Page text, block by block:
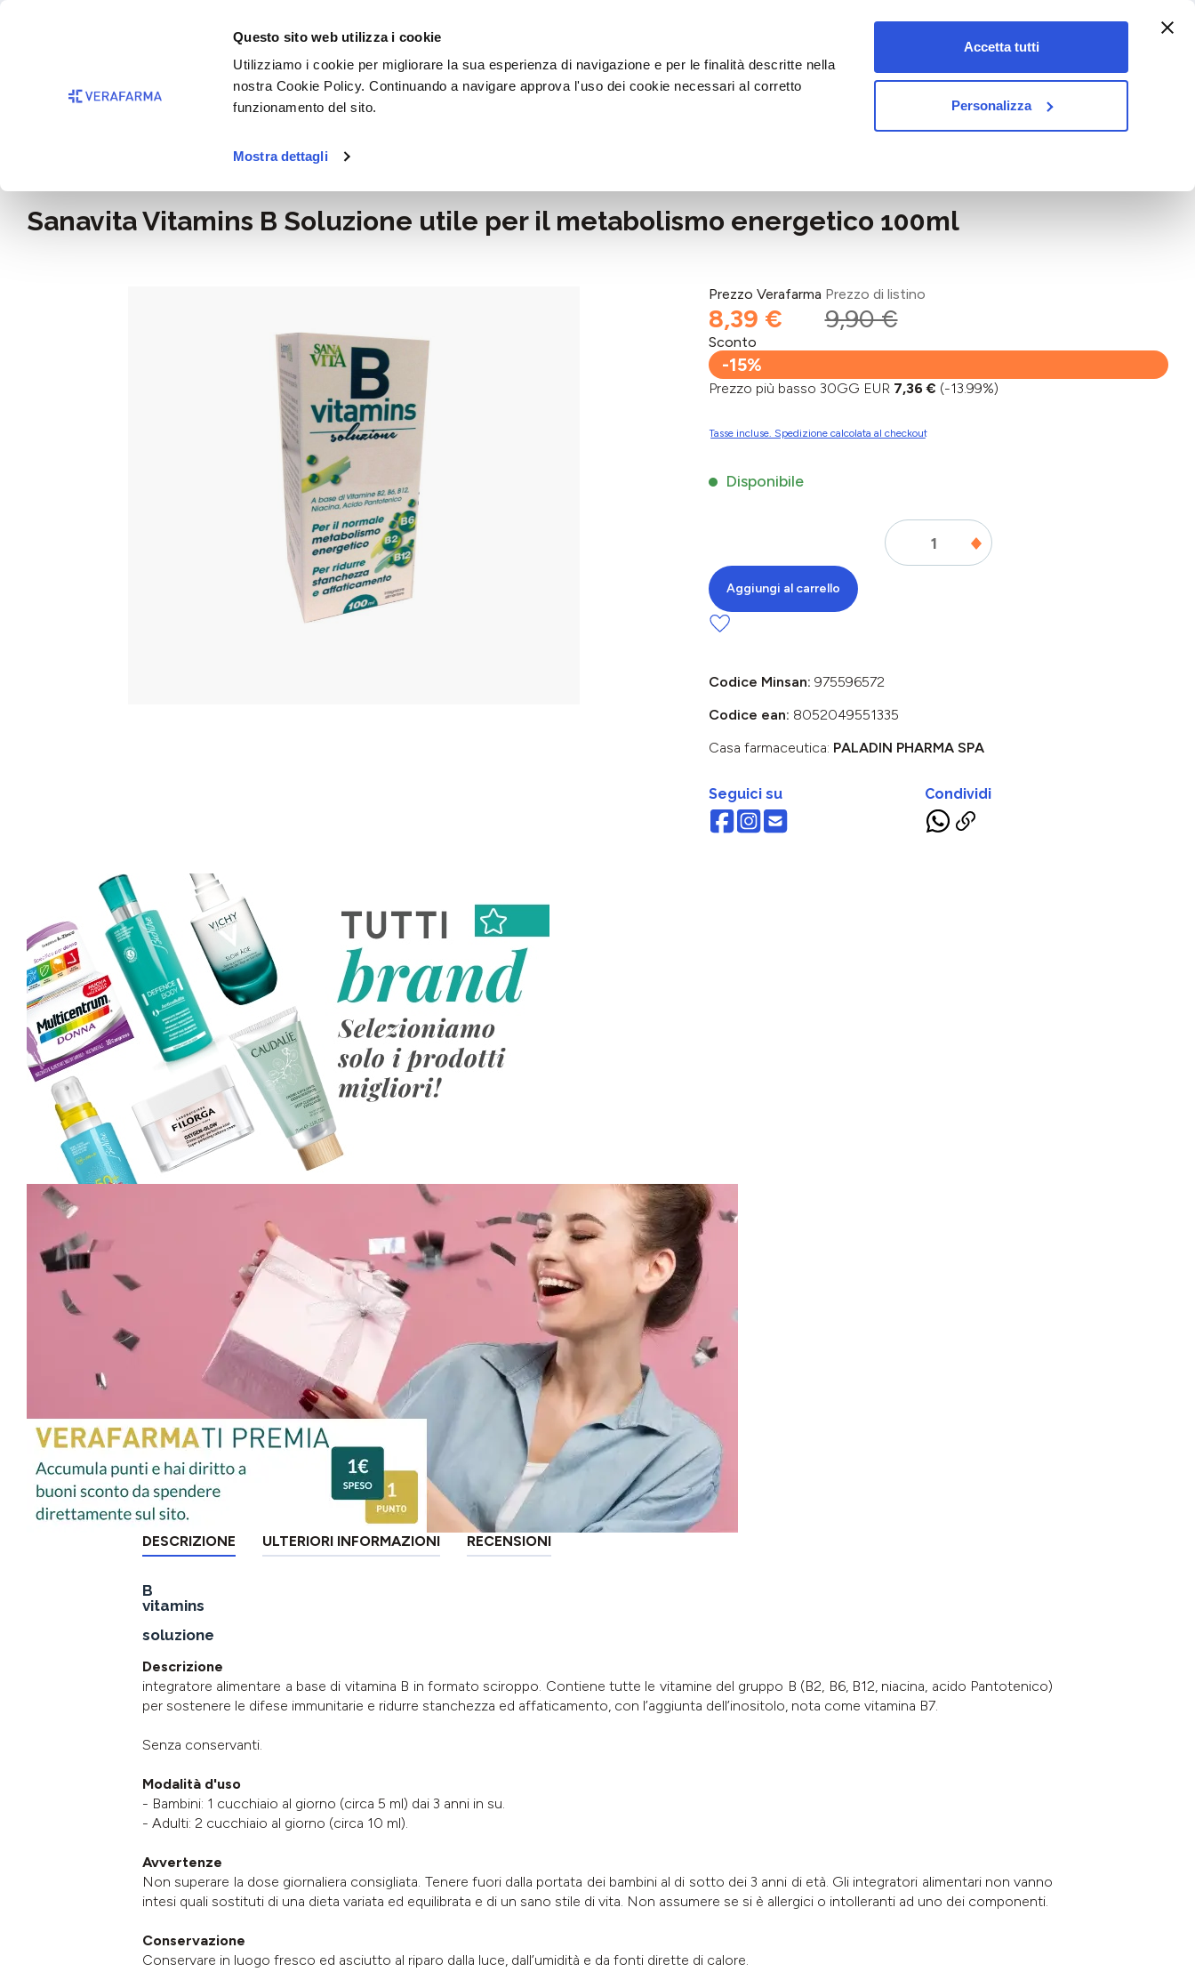
Questo sito web utilizza i cookie
Utilizziamo i cookie per migliorare la sua esperienza di navigazione e per le finalità descritte nella
nostra Cookie Policy. Continuando a navigare approva l'uso dei cookie necessari al corretto
funzionamento del sito.
Mostra dettagli
Accetta tutti
Personalizza
Passa alla navigazione principale
vet&pet
Alimentazione e integratori Integratori
Sanavita Vitamins B Soluzione utile per il metabolismo energetico 100ml
Prezzo Verafarma
8,39 €
Prezzo di listino
9,90 €
Sconto
-15%
Prezzo più basso 30GG EUR 7,36 € (-13.99%)
Tasse incluse. Spedizione calcolata al checkout
Disponibile
Aggiungi al carrello
Codice Minsan: 975596572
Codice ean: 8052049551335
Casa farmaceutica: PALADIN PHARMA SPA
Seguici su Condividi
DESCRIZIONE ULTERIORI INFORMAZIONI RECENSIONI
B
vitamins
soluzione
Descrizione
integratore alimentare a base di vitamina B in formato sciroppo. Contiene tutte le vitamine del gruppo B (B2, B6, B12, niacina, acido Pantotenico)
per sostenere le difese immunitarie e ridurre stanchezza ed affaticamento, con l’aggiunta dell’inositolo, nota come vitamina B7.
Senza conservanti.
Modalità d'uso
- Bambini: 1 cucchiaio al giorno (circa 5 ml) dai 3 anni in su.
- Adulti: 2 cucchiaio al giorno (circa 10 ml).
Avvertenze
Non superare la dose giornaliera consigliata. Tenere fuori dalla portata dei bambini al di sotto dei 3 anni di età. Gli integratori alimentari non vanno
intesi quali sostituti di una dieta variata ed equilibrata e di un sano stile di vita. Non assumere se si è allergici o intolleranti ad uno dei componenti.
Conservazione
Conservare in luogo fresco ed asciutto al riparo dalla luce, dall’umidità e da fonti dirette di calore.